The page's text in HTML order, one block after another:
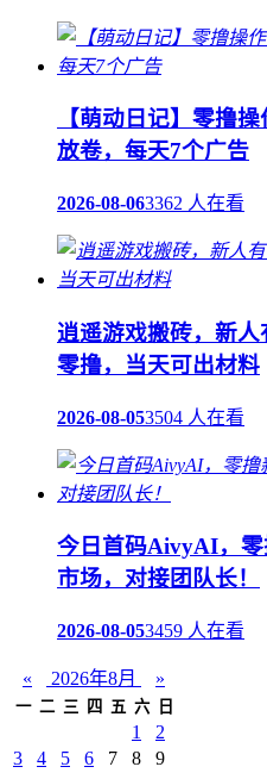
【萌动日记】零撸
放卷，每天7个广告
2026-08-063362 人在看
逍遥游戏搬砖，新
零撸，当天可出材料
2026-08-053504 人在看
今日首码AivyAI，
市场，对接团队长！
2026-08-053459 人在看
« 2026年8月 »
一 二 三 四 五 六 日
1
2
3
4 5 6 7 8
9